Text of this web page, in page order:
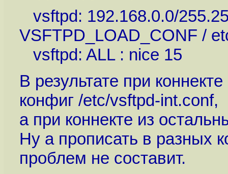
vsftpd: 192.168.0.0/
VSFTPD_LOAD_CONF /
vsftpd: ALL : nice 15
В результате при
конфиг /etc/vsftpd-int.conf,
а при коннекте из
Ну а прописать в разных
проблем не составит.